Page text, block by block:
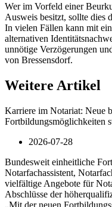
Wer im Vorfeld einer
Ausweis besitzt, sollte dies
In vielen Fällen kann mit
alternativen
unnötige Verzögerungen
von Bressensdorf.
Weitere Artikel
Karriere im Notariat: Neue
Fortbildungsmöglichkeiten
2026-07-28
Bundesweit einheitliche
Notarfachassistent,
vielfältige Angebote für
Abschlüsse der
„Mit der neuen